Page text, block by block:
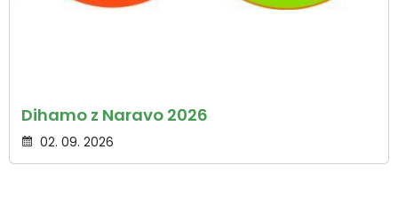
Dihamo z Naravo 2026
02. 09. 2026